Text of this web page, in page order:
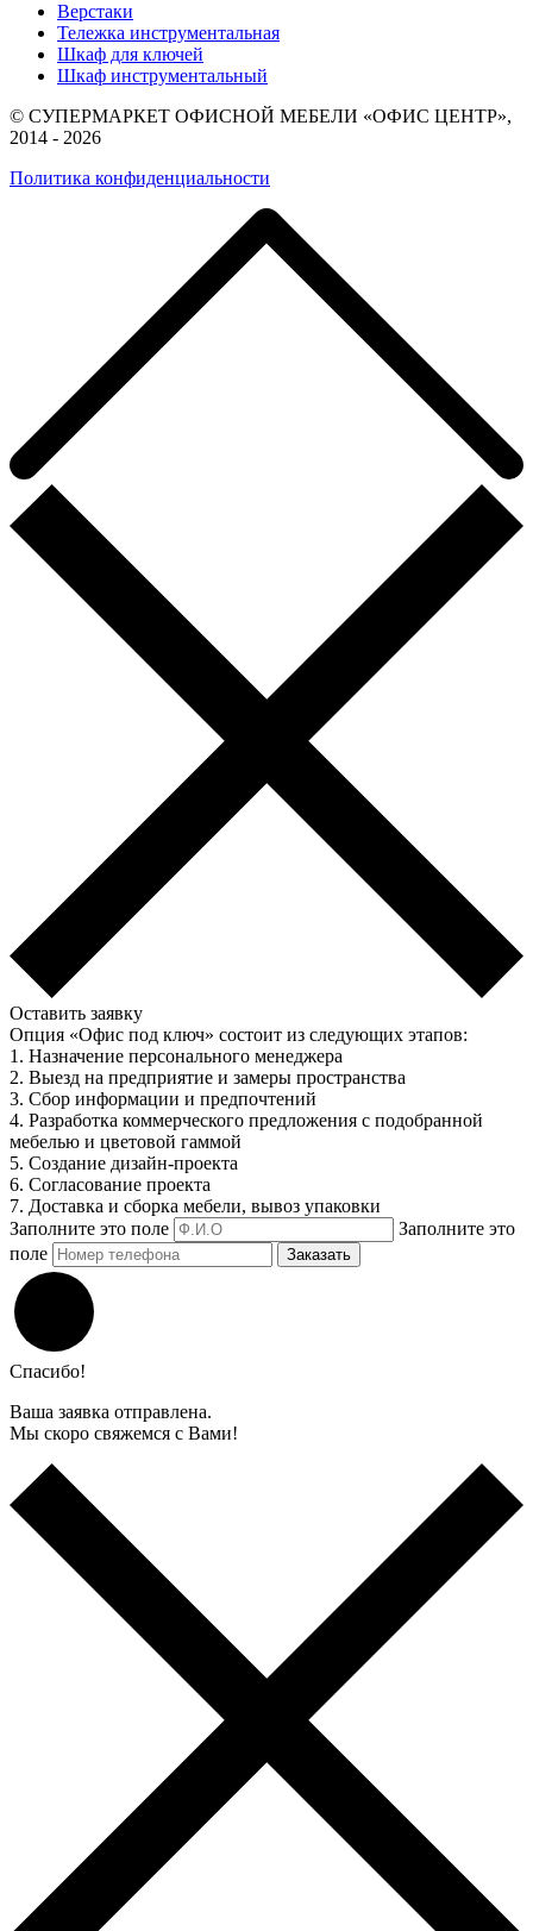
Верстаки
Тележка инструментальная
Шкаф для ключей
Шкаф инструментальный
© СУПЕРМАРКЕТ ОФИСНОЙ МЕБЕЛИ «ОФИС ЦЕНТР»,
2014 - 2026
Политика конфиденциальности
Оставить заявку
Опция «Офис под ключ» состоит из следующих этапов:
1. Назначение персонального менеджера
2. Выезд на предприятие и замеры пространства
3. Сбор информации и предпочтений
4. Разработка коммерческого предложения с подобранной
мебелью и цветовой гаммой
5. Создание дизайн-проекта
6. Согласование проекта
7. Доставка и сборка мебели, вывоз упаковки
Заполните это поле
Заполните это
поле
Заказать
Спасибо!
Ваша заявка отправлена.
Мы скоро свяжемся с Вами!